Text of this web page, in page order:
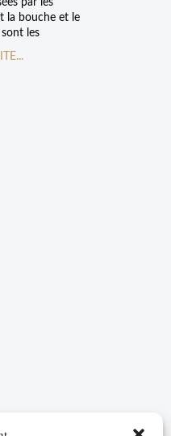
par les
la bouche et le
les